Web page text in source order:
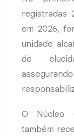
registradas
em 2026,
unidade
de
O Núcleo
também